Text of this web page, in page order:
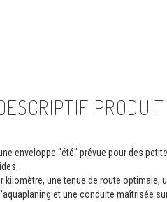
PRODUIT
enveloppe "été" prévue pour des
kilomètre, une tenue de route
et une conduite maîtrisée